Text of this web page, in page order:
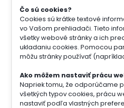
Čo sú cookies?
Cookies sú krátke textové
vo Vašom prehliadači. Tieto
všetky webové stránky a ich
ukladaniu cookies. Pomocou
môžu stránky používať
Ako môžem nastaviť prácu
Napriek tomu, že odporúčame
všetkých typov cookies, prácu
nastaviť podľa vlastných